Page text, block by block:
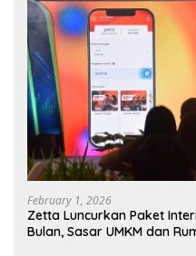
February 1, 2026
Zetta Luncurkan Paket
Bulan, Sasar UMKM dan